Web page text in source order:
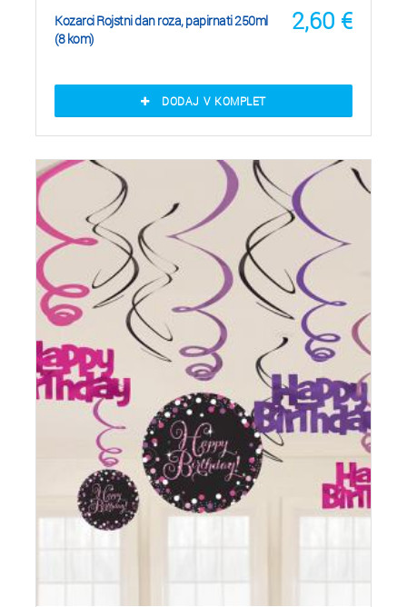
2,60 €
Kozarci Rojstni dan roza, papirnati 250ml
(8 kom)
DODAJ V KOMPLET